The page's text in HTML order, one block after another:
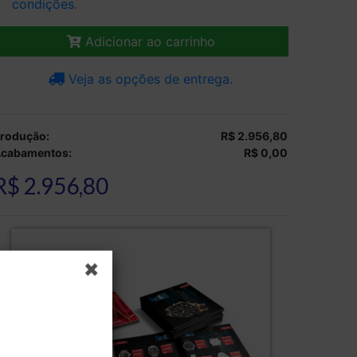
condições.
Adicionar ao carrinho
Veja as opções de entrega.
R$ 2.956,80
R$ 0,00
2.956,80